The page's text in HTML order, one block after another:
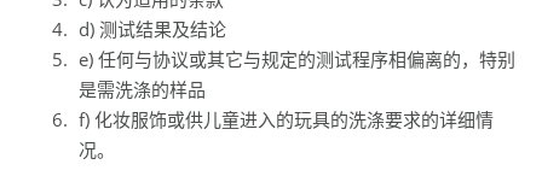
d) 测试结果及结论
e) 任何与协议或其它与规定的测试程序相偏离的，特别
是需洗涤的样品
f) 化妆服饰或供儿童进入的玩具的洗涤要求的详细情
况。